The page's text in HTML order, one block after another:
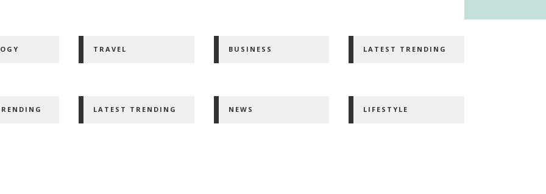
TRAVEL BUSINESS LATEST TRENDING
LATEST TRENDING NEWS LIFESTYLE